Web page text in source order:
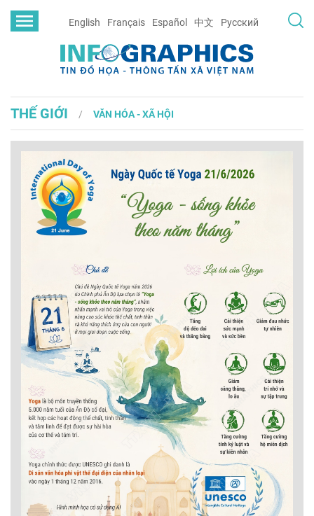
English Français Español 中文 Русский
THẾ GIỚI VĂN HÓA - XÃ HỘI